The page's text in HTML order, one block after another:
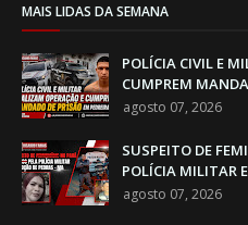
MAIS LIDAS DA SEMANA
POLÍCIA CIVIL E
CUMPREM
agosto 07, 2026
SUSPEITO DE
POLÍCIA MILITAR
agosto 07, 2026